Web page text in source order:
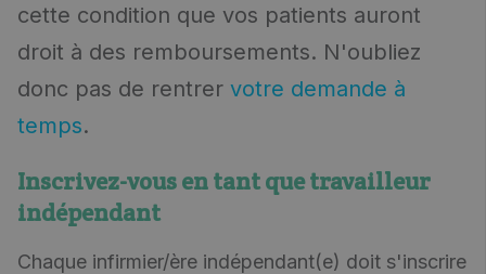
cette condition que vos patients auront
droit à des remboursements. N'oubliez
donc pas de rentrer votre demande à
temps.
Inscrivez-vous en tant que travailleur
indépendant
Chaque infirmier/ère indépendant(e) doit s'inscrire